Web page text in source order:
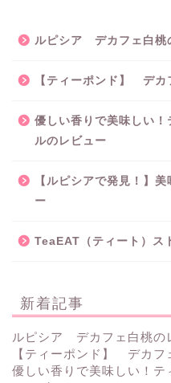
ルピシア デカフェ白桃
【ティーポンド】 デカ
優しい香りで美味しい
ルのレビュー
【ルピシアで発見！】
ー
TeaEAT（ティート）ス
新着記事
ルピシア デカフェ白桃の
【ティーポンド】 デカフ
優しい香りで美味しい！